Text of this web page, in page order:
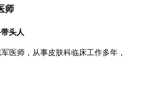
师
头人
医师，从事皮肤科临床工作多年，